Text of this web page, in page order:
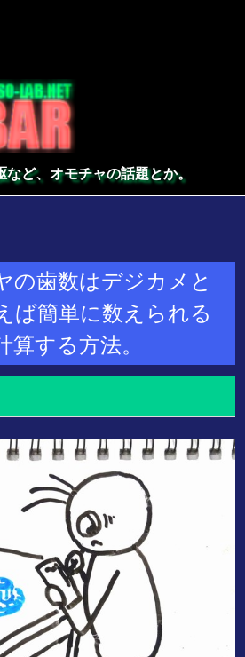
ど、オモチャの話題とか。
の歯数はデジカメと
ば簡単に数えられる
算する方法。